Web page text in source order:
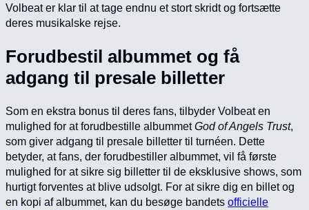
Volbeat er klar til at tage endnu et stort skridt og fortsætte
deres musikalske rejse.
Forudbestil albummet og få
adgang til presale billetter
Som en ekstra bonus til deres fans, tilbyder Volbeat en
mulighed for at forudbestille albummetGod of Angels Trust,
som giver adgang til presale billetter til turnéen. Dette
betyder, at fans, der forudbestiller albummet, vil få første
mulighed for at sikre sig billetter til de eksklusive shows, som
hurtigt forventes at blive udsolgt. For at sikre dig en billet og
en kopi af albummet, kan du besøge bandets officielle